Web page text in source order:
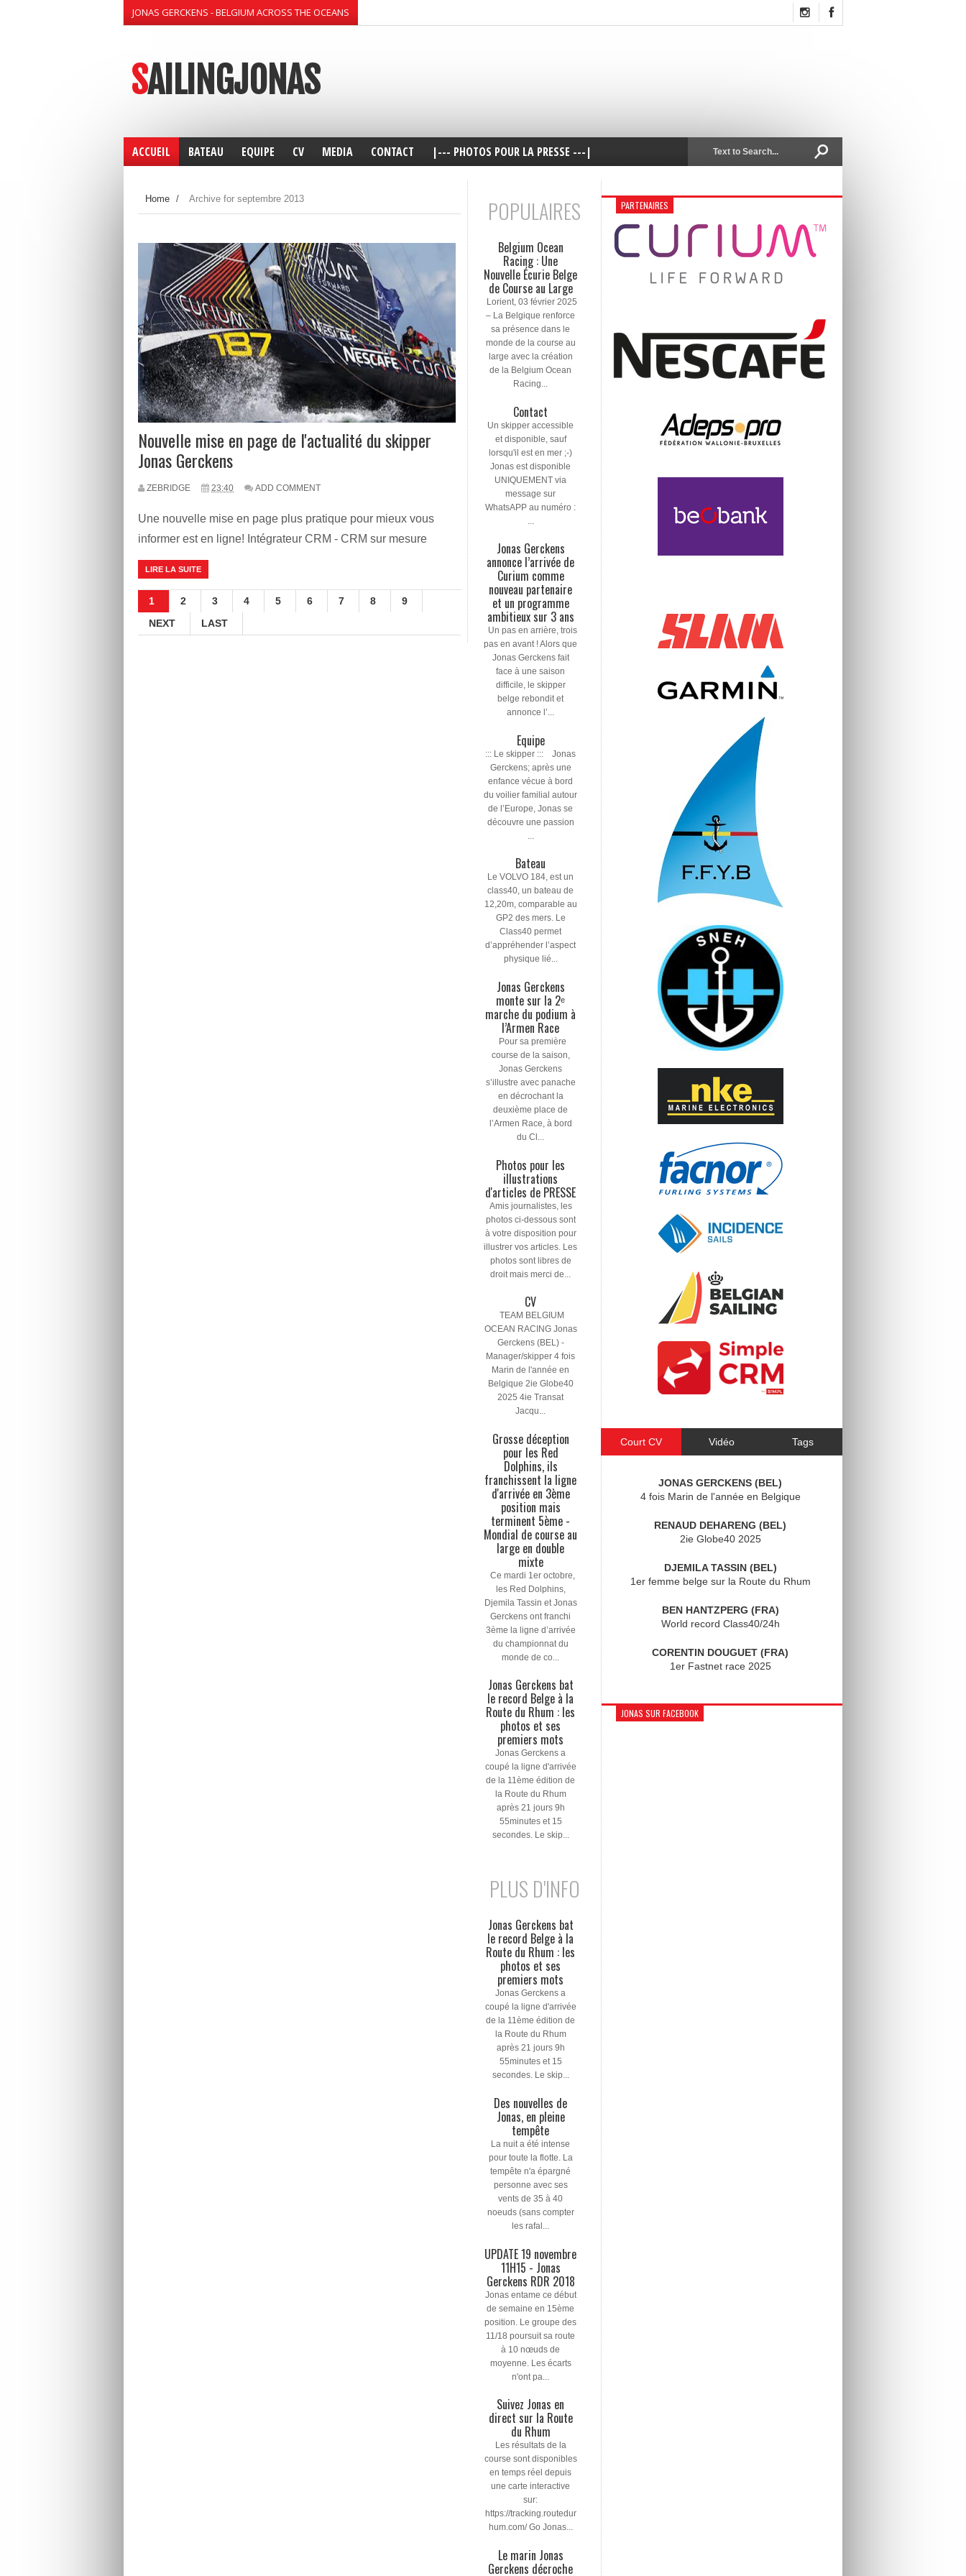
JONAS GERCKENS - BELGIUM ACROSS THE OCEANS
SAILINGJONAS
ACCUEIL BATEAU EQUIPE CV MEDIA CONTACT |--- PHOTOS POUR LA PRESSE ---|
POPULAIRES
Belgium Ocean
Racing : Une
Nouvelle Écurie Belge
de Course au Large
Lorient, 03 février 2025
– La Belgique renforce
sa présence dans le
monde de la course au
large avec la création
de la Belgium Ocean
Racing...
Contact
Un skipper accessible
et disponible, sauf
lorsqu'il est en mer ;-)
Jonas est disponible
UNIQUEMENT via
message sur
WhatsAPP au numéro :
Jonas Gerckens
annonce l’arrivée de
Curium comme
nouveau partenaire
et un programme
ambitieux sur 3 ans
Un pas en arrière, trois
pas en avant ! Alors que
Jonas Gerckens fait
face à une saison
difficile, le skipper
belge rebondit et
annonce l’...
Equipe
::: Le skipper ::: Jonas
Gerckens; après une
enfance vécue à bord
du voilier familial autour
de l’Europe, Jonas se
découvre une passion
Bateau
Le VOLVO 184, est un
class40, un bateau de
12,20m, comparable au
GP2 des mers. Le
Class40 permet
d’appréhender l’aspect
physique lié...
Jonas Gerckens
monte sur la 2ᵉ
marche du podium à
l’Armen Race
Pour sa première
course de la saison,
Jonas Gerckens
s’illustre avec panache
en décrochant la
deuxième place de
l’Armen Race, à bord
du Cl...
Photos pour les
illustrations
d'articles de PRESSE
Amis journalistes, les
photos ci-dessous sont
à votre disposition pour
illustrer vos articles. Les
photos sont libres de
droit mais merci de...
CV
TEAM BELGIUM
OCEAN RACING Jonas
Gerckens (BEL) -
Manager/skipper 4 fois
Marin de l'année en
Belgique 2ie Globe40
2025 4ie Transat
Jacqu...
Grosse déception
pour les Red
Dolphins, ils
franchissent la ligne
d'arrivée en 3ème
position mais
terminent 5ème -
Mondial de course au
large en double
mixte
Ce mardi 1er octobre,
les Red Dolphins,
Djemila Tassin et Jonas
Gerckens ont franchi
3ème la ligne d’arrivée
du championnat du
monde de co...
Jonas Gerckens bat
le record Belge à la
Route du Rhum : les
photos et ses
premiers mots
Jonas Gerckens a
coupé la ligne d'arrivée
de la 11ème édition de
la Route du Rhum
après 21 jours 9h
55minutes et 15
secondes. Le skip...
PLUS D'INFO
Jonas Gerckens bat
le record Belge à la
Route du Rhum : les
photos et ses
premiers mots
Jonas Gerckens a
coupé la ligne d'arrivée
de la 11ème édition de
la Route du Rhum
après 21 jours 9h
55minutes et 15
secondes. Le skip...
Des nouvelles de
Jonas, en pleine
tempête
La nuit a été intense
pour toute la flotte. La
tempête n'a épargné
personne avec ses
vents de 35 à 40
noeuds (sans compter
les rafal...
UPDATE 19 novembre
11H15 - Jonas
Gerckens RDR 2018
Jonas entame ce début
de semaine en 15ème
position. Le groupe des
11/18 poursuit sa route
à 10 nœuds de
moyenne. Les écarts
n'ont pa...
Suivez Jonas en
direct sur la Route
du Rhum
Les résultats de la
course sont disponibles
en temps réel depuis
une carte interactive
sur:
https://tracking.routedur
hum.com/ Go Jonas...
Le marin Jonas
Gerckens décroche
Home / Archive for septembre 2013
Nouvelle mise en page de l'actualité du skipper
Jonas Gerckens
ZEBRIDGE 23:40 ADD COMMENT
Une nouvelle mise en page plus pratique pour mieux vous
informer est en ligne! Intégrateur CRM - CRM sur mesure
LIRE LA SUITE
1 2 3 4 5 6 7 8
9
NEXT
LAST
PARTENAIRES
Court CV Vidéo Tags
JONAS GERCKENS (BEL)
4 fois Marin de l'année en Belgique
RENAUD DEHARENG (BEL)
2ie Globe40 2025
DJEMILA TASSIN (BEL)
1er femme belge sur la Route du Rhum
BEN HANTZPERG (FRA)
World record Class40/24h
CORENTIN DOUGUET (FRA)
1er Fastnet race 2025
JONAS SUR FACEBOOK